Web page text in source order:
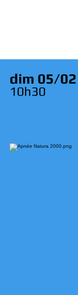
dim 05/02
10h30